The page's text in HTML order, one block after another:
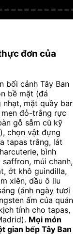
đơn của
bối cảnh Tây Ban
bề mặt (đá
nhạt, mặt quầy bar
đỏ-trắng rực
gỗ sẫm cũ kỹ
chọn vật đựng
tapas trắng, lát
bình
múi chanh,
ớt khô guindilla,
xiên, dầu ô liu
(ánh ngày tươi
ấm của quán
tính cho tapas,
Mọi món
gian bếp Tây Ban